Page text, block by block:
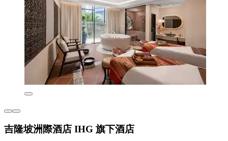
吉隆坡洲際酒店 IHG 旗下酒店